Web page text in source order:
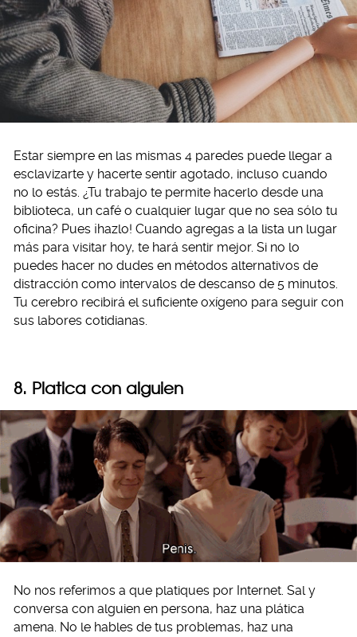
Estar siempre en las mismas 4 paredes puede llegar a
esclavizarte y hacerte sentir agotado, incluso cuando
no lo estás. ¿Tu trabajo te permite hacerlo desde una
biblioteca, un café o cualquier lugar que no sea sólo tu
oficina? Pues ¡hazlo! Cuando agregas a la lista un lugar
más para visitar hoy, te hará sentir mejor. Si no lo
puedes hacer no dudes en métodos alternativos de
distracción como intervalos de descanso de 5 minutos.
Tu cerebro recibirá el suficiente oxígeno para seguir con
sus labores cotidianas.
8. Platica con alguien
No nos referimos a que platiques por Internet. Sal y
conversa con alguien en persona, haz una plática
amena. No le hables de tus problemas, haz una